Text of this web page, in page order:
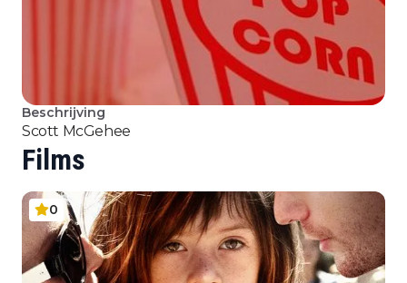
Beschrijving
Scott McGehee
Films
0